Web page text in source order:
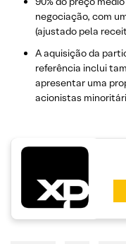
negociação, com
(ajustado pela
A aquisição da
referência inclui
apresentar uma
acionistas